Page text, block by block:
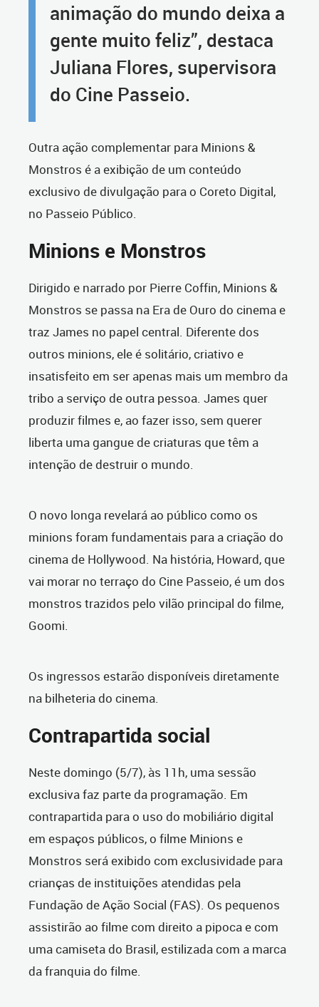
animação do mundo deixa a
gente muito feliz”, destaca
Juliana Flores, supervisora
do Cine Passeio.
Outra ação complementar para Minions &
Monstros é a exibição de um conteúdo
exclusivo de divulgação para o Coreto Digital,
no Passeio Público.
Minions e Monstros
Dirigido e narrado por Pierre Coffin, Minions &
Monstros se passa na Era de Ouro do cinema e
traz James no papel central. Diferente dos
outros minions, ele é solitário, criativo e
insatisfeito em ser apenas mais um membro da
tribo a serviço de outra pessoa. James quer
produzir filmes e, ao fazer isso, sem querer
liberta uma gangue de criaturas que têm a
intenção de destruir o mundo.
O novo longa revelará ao público como os
minions foram fundamentais para a criação do
cinema de Hollywood. Na história, Howard, que
vai morar no terraço do Cine Passeio, é um dos
monstros trazidos pelo vilão principal do filme,
Goomi.
Os ingressos estarão disponíveis diretamente
na bilheteria do cinema.
Contrapartida social
Neste domingo (5/7), às 11h, uma sessão
exclusiva faz parte da programação. Em
contrapartida para o uso do mobiliário digital
em espaços públicos, o filme Minions e
Monstros será exibido com exclusividade para
crianças de instituições atendidas pela
Fundação de Ação Social (FAS). Os pequenos
assistirão ao filme com direito a pipoca e com
uma camiseta do Brasil, estilizada com a marca
da franquia do filme.